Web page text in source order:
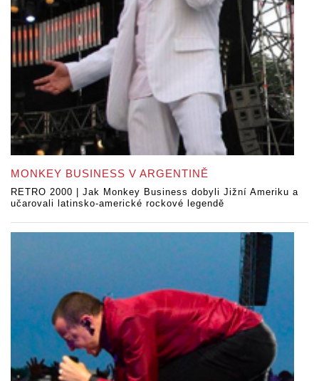
MONKEY BUSINESS V ARGENTINĚ
RETRO 2000 | Jak Monkey Business dobyli Jižní Ameriku a
učarovali latinsko-americké rockové legendě